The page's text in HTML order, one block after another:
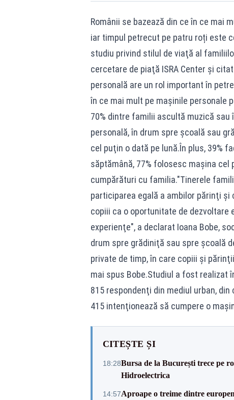
Românii se bazează din ce în ce mai
iar timpul petrecut pe patru roți este
studiu privind stilul de viaţă al
cercetare de piaţă ISRA Center și
personală are un rol important în
în ce mai mult pe maşinile personale
70% dintre familii ascultă muzică sau
personală, în drum spre şcoală sau
cel puţin o dată pe lună.În plus, 39%
săptămână, 77% folosesc maşina
cumpărături cu familia."Tinerele
participarea egală a ambilor părinţi
copiii ca o oportunitate de dezvoltare
experienţe", a declarat Ioana Bobe,
drum spre grădiniţă sau spre şcoală
private de timp, în care copiii şi
mai spus Bobe.Studiul a fost realizat
815 respondenţi din mediul urban,
415 intenţionează să cumpere o
CITEȘTE ȘI
18:28Bursa de la București trece pe
Hidroelectrica
14:57Aproape o treime dintre